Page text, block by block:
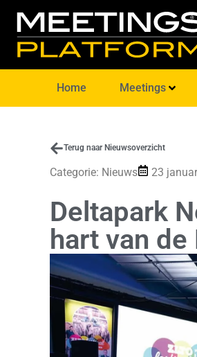
Home Meetings
Terug naar Nieuwsoverzicht
Categorie: Nieuws 23
Deltapark
hart van